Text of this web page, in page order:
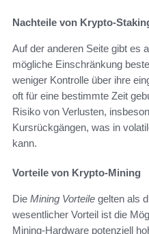
Nachteile von Krypto-
Auf der anderen Seite gibt es
mögliche Einschränkung
weniger Kontrolle über ihre
oft für eine bestimmte Zeit
Risiko von Verlusten,
Kursrückgängen, was in
kann.
Vorteile von Krypto-Mining
Die Mining Vorteile gelten als
wesentlicher Vorteil ist die
Mining-Hardware potenziell